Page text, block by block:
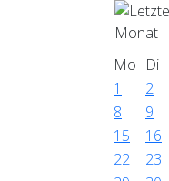
Mo Di
1
2
8
9
15
16
22
23